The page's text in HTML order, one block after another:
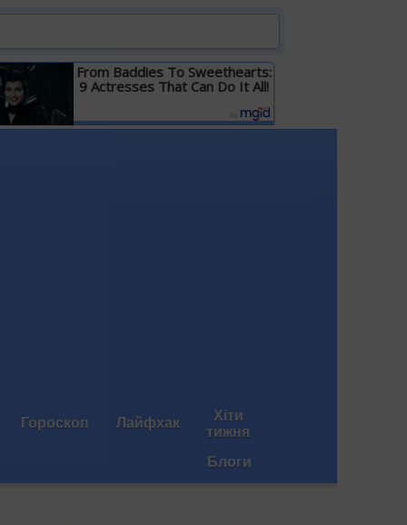
From Baddies To Sweethearts:
9 Actresses That Can Do It All!
Детальніше
Гороскоп Лайфхак Хіти
тижня
Блоги